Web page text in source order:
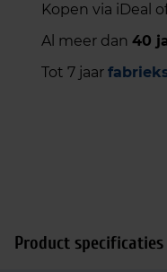
Kopen via iDeal
Al meer dan 40
Tot 7 jaar
Product specificaties